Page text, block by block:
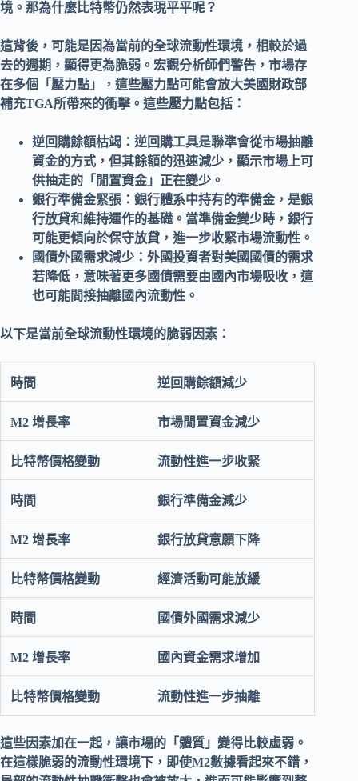
境。那為什麼比特幣仍然表現平平呢？
這背後，可能是因為當前的全球流動性環境 ，相較於過
去的週期，顯得更為脆弱。宏觀分析師們警告，市場存
在多個「壓力點」，這些壓力點可能會放大美國財政部
補充TGA所帶來的衝擊。這些壓力點包括：
逆回購餘額枯竭：逆回購工具是聯準會從市場抽離
資金的方式，但其餘額的迅速減少，顯示市場上可
供抽走的「閒置資金」正在變少。
銀行準備金緊張：銀行體系中持有的準備金，是銀
行放貸和維持運作的基礎。當準備金變少時，銀行
可能更傾向於保守放貸，進一步收緊市場流動性 。
國債外國需求減少：外國投資者對美國 國債的需求
若降低，意味著更多國債需要由國內市場吸收，這
也可能間接抽離國內流動性 。
以下是當前全球流動性環境的脆弱因素：
逆回購餘額減少
市場閒置資金減少
流動性進一步收緊
銀行準備金減少
銀行放貸意願下降
經濟活動可能放緩
國債外國需求減少
國內資金需求增加
流動性進一步抽離
這些因素加在一起，讓市場的「體質」變得比較虛弱。
在這樣脆弱的流動性環境下，即使M2數據看起來不錯，